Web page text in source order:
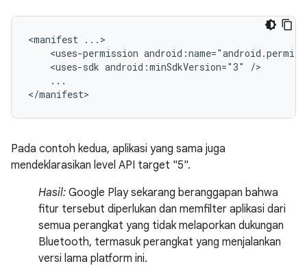
<manifest
<uses-permission
<uses-sdk android:minSdkVersion="3"
...
</manifest>
Pada contoh kedua, aplikasi yang sama juga
mendeklarasikan level API target "5".
Hasil: Google Play sekarang beranggapan bahwa
fitur tersebut diperlukan dan memfilter aplikasi dari
semua perangkat yang tidak melaporkan dukungan
Bluetooth, termasuk perangkat yang menjalankan
versi lama platform ini.